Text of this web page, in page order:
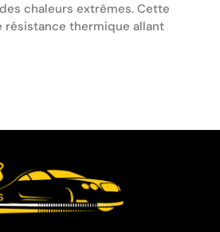
chaleurs extrêmes. Cette
résistance thermique allant